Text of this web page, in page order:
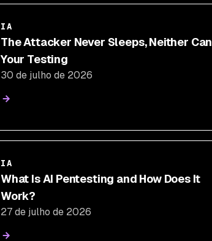
IA
The Attacker Never Sleeps, Neither Can
Your Testing
30 de julho de 2026
IA
What Is AI Pentesting and How Does It
Work?
27 de julho de 2026